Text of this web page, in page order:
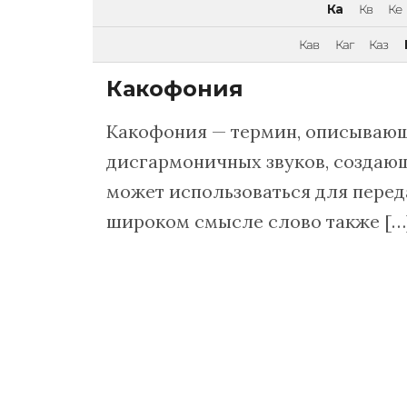
Ка Кв Ке
Кав Каг Каз
Какофония
Какофония — термин,
дисгармоничных звуков,
может использоваться для
широком смысле слово также